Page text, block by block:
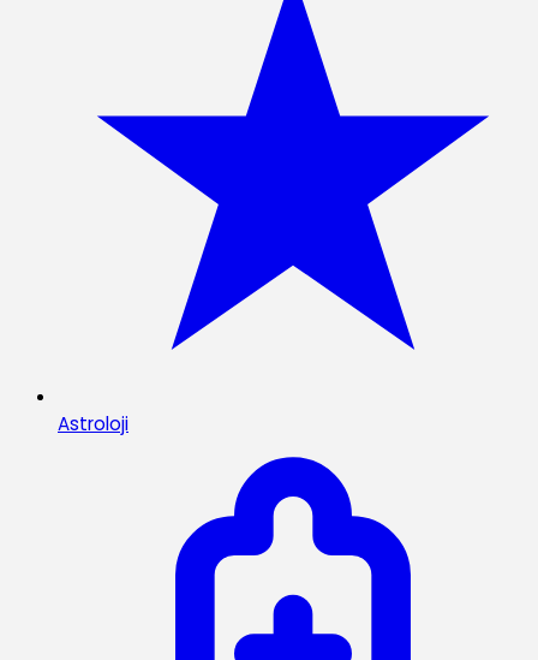
Astroloji